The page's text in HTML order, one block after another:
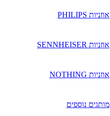
אוזניות PHILIPS
אוזניות SENNHEISER
אוזניות NOTHING
מותגים נוספים